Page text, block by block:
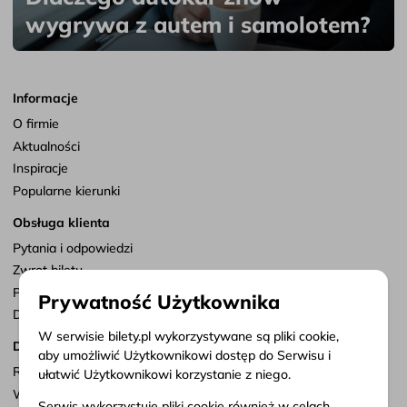
wygrywa z autem i samolotem?
Informacje
O firmie
Aktualności
Inspiracje
Popularne kierunki
Obsługa klienta
Pytania i odpowiedzi
Zwrot biletu
Punkty sprzedaży
Dostosuj zgody
Dokumenty
Regulamin serwisu
Warunki przewozu
Prywatność Użytkownika
W serwisie bilety.pl wykorzystywane są pliki cookie,
aby umożliwić Użytkownikowi dostęp do Serwisu i
ułatwić Użytkownikowi korzystanie z niego.